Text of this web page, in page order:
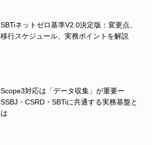
SBTiネットゼロ基準V2.0決定版：変更点、
移行スケジュール、実務ポイントを解説
Scope3対応は「データ収集」が重要ー
SSBJ・CSRD・SBTiに共通する実務基盤と
は